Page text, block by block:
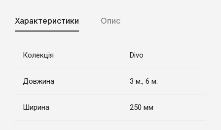
Характеристики Опис
Колекція Divo
Довжина 3 м., 6 м.
Ширина 250 мм